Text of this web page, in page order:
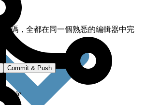
編碼，全都在同一個熟悉的編輯器中完
Commit & Push
toggle